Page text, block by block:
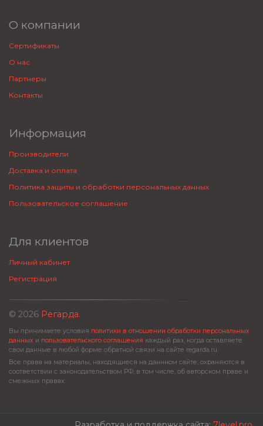
О компании
Сертификаты
О нас
Партнеры
Контакты
Информация
Производители
Доставка и оплата
Политика защиты и обработки персональных данных
Пользовательское соглашение
Для клиентов
Личный кабинет
Регистрация
© 2026 Регарда.
Вы принимаете условия политики в отношении обработки персональных
данных и пользовательского соглашения каждый раз, когда оставляете
свои данные в любой форме обратной связи на сайте regarda.ru.
Все права на материалы, находящиеся на даннном сайте, охраняются в
соответствии с законодательством РФ, в том числе, об авторском праве и
смежных правах.